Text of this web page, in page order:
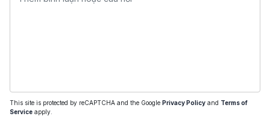
This site is protected by reCAPTCHA and the Google Privacy Policy and Terms of
Service apply.